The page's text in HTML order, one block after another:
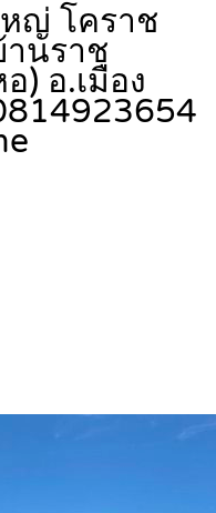
ญ่ โคราช
นราช
) อ.เมือง